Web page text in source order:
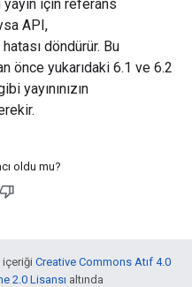
için referans
API,
hatası döndürür. Bu
önce yukarıdaki 6.1 ve 6.2
yayınınızın
oldu mu?
Creative Commons Atıf 4.0
2.0 Lisansı altında